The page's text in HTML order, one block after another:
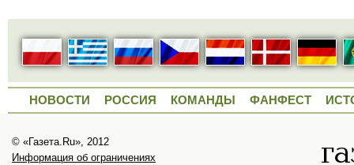
НОВОСТИ РОССИЯ КОМАНДЫ ФАНФЕСТ
© «Газета.Ru», 2012
Информация об ограничениях